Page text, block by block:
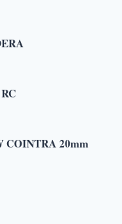
COINTRA 20mm